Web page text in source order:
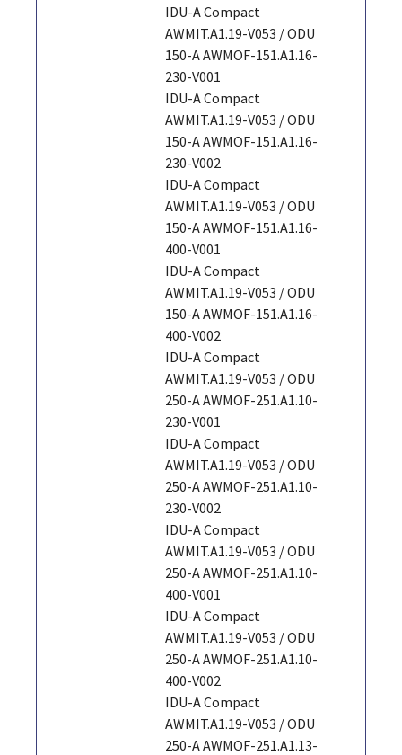
IDU-A Compact
AWMIT.A1.19-V053 / ODU
150-A AWMOF-151.A1.16-
230-V001
IDU-A Compact
AWMIT.A1.19-V053 / ODU
150-A AWMOF-151.A1.16-
230-V002
IDU-A Compact
AWMIT.A1.19-V053 / ODU
150-A AWMOF-151.A1.16-
400-V001
IDU-A Compact
AWMIT.A1.19-V053 / ODU
150-A AWMOF-151.A1.16-
400-V002
IDU-A Compact
AWMIT.A1.19-V053 / ODU
250-A AWMOF-251.A1.10-
230-V001
IDU-A Compact
AWMIT.A1.19-V053 / ODU
250-A AWMOF-251.A1.10-
230-V002
IDU-A Compact
AWMIT.A1.19-V053 / ODU
250-A AWMOF-251.A1.10-
400-V001
IDU-A Compact
AWMIT.A1.19-V053 / ODU
250-A AWMOF-251.A1.10-
400-V002
IDU-A Compact
AWMIT.A1.19-V053 / ODU
250-A AWMOF-251.A1.13-